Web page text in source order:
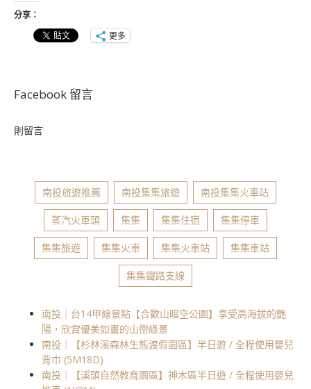
分享：
更多
Facebook 留言
則留言
南投旅遊推薦 南投集集旅遊 南投集集火車站
蒸汽火車頭 集集 集集住宿 集集停車
集集旅遊 集集火車 集集火車站 集集車站
集集鐵路支線
南投｜台14甲線景點【合歡山暗空公園】享受高海拔的艷
陽，欣賞優美如畫的山巒綠景
南投｜【杉林溪森林生態渡假園區】半日遊 / 全程使用嬰兒
背巾 (5M18D)
南投｜【溪頭自然教育園區】神木區半日遊 / 全程使用嬰兒